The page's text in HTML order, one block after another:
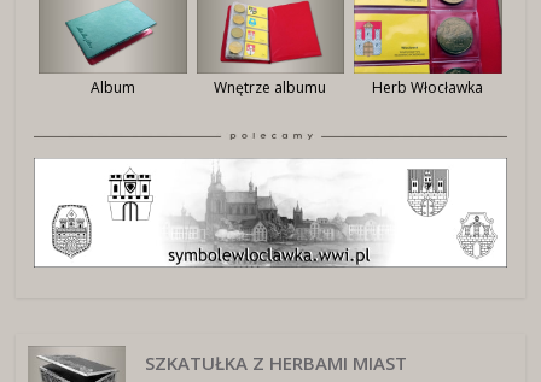
Album Wnętrze albumu Herb Włocławka
SZKATUŁKA Z HERBAMI MIAST